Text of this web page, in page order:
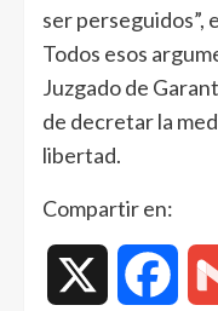
ser perseguidos”,
Todos esos
Juzgado de
de decretar la
libertad.
Compartir en: